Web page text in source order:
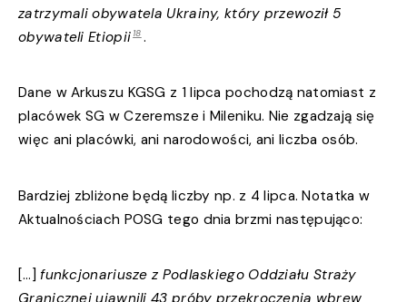
zatrzymali obywatela Ukrainy, który przewoził 5
obywateli Etiopii 18 .
Dane w Arkuszu KGSG z 1 lipca pochodzą natomiast z
placówek SG w Czeremsze i Mileniku. Nie zgadzają się
więc ani placówki, ani narodowości, ani liczba osób.
Bardziej zbliżone będą liczby np. z 4 lipca. Notatka w
Aktualnościach POSG tego dnia brzmi następująco:
[…] funkcjonariusze z Podlaskiego Oddziału Straży